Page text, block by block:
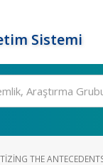
Sistemi
THE